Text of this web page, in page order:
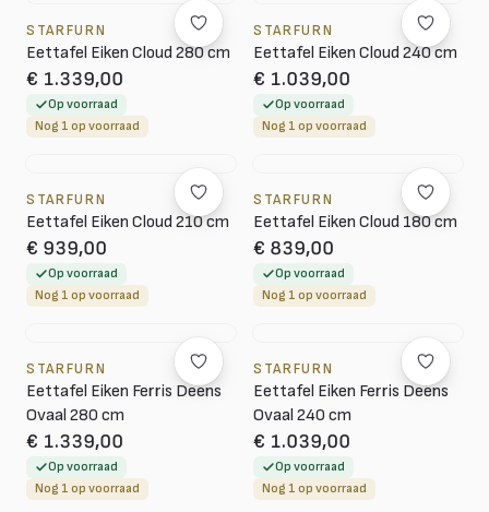
STARFURN
Eettafel Eiken Cloud 280 cm
€ 1.339,00
Op voorraad
Nog 1 op voorraad
STARFURN
Eettafel Eiken Cloud 240 cm
€ 1.039,00
Op voorraad
Nog 1 op voorraad
STARFURN
Eettafel Eiken Cloud 210 cm
€ 939,00
Op voorraad
Nog 1 op voorraad
STARFURN
Eettafel Eiken Cloud 180 cm
€ 839,00
Op voorraad
Nog 1 op voorraad
STARFURN
Eettafel Eiken Ferris Deens
Ovaal 280 cm
€ 1.339,00
Op voorraad
Nog 1 op voorraad
STARFURN
Eettafel Eiken Ferris Deens
Ovaal 240 cm
€ 1.039,00
Op voorraad
Nog 1 op voorraad